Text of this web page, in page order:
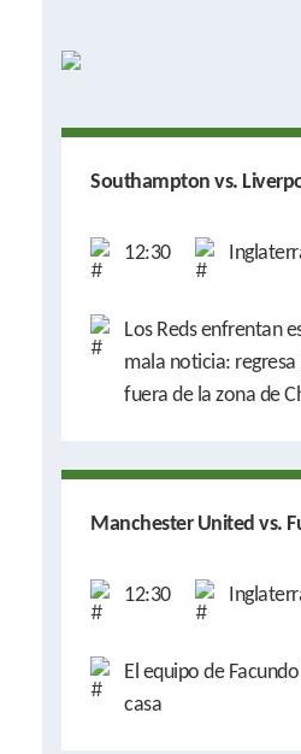
Southampton vs.
12:30
Los Reds enfrentan
mala noticia:
fuera de la zona de
Manchester United vs.
12:30
El equipo de
casa